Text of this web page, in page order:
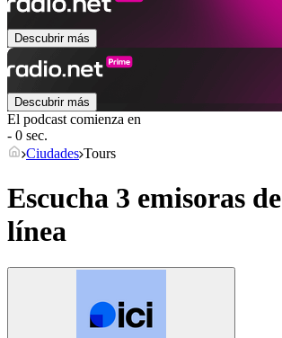
Descubrir más
Descubrir más
El podcast comienza en
- 0 sec.
Ciudades Tours
Escucha 3 emisoras de
línea